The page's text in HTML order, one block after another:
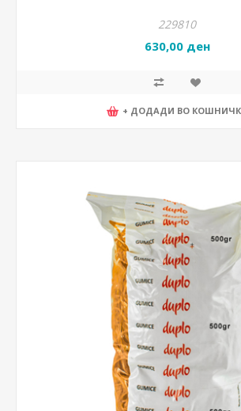
229810
630,00 ден
+ ДОДАДИ ВО